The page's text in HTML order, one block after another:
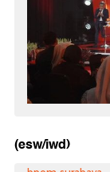
(esw/iwd)